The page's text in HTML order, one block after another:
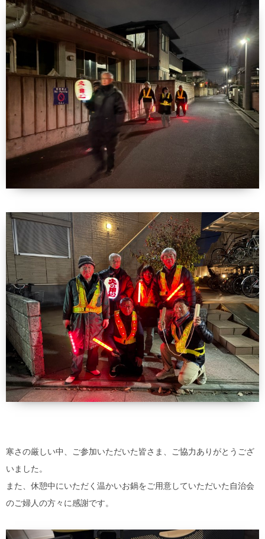
寒さの厳しい中、ご参加いただいた皆さま、ご協力ありがとうござ
いました。
また、休憩中にいただく温かいお鍋をご用意していただいた自治会
のご婦人の方々に感謝です。